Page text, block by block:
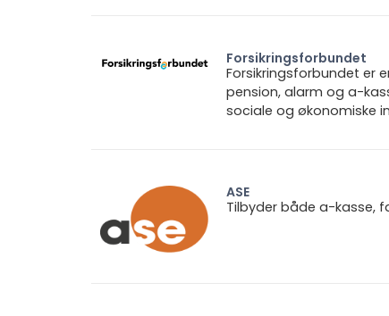
Forsikringsforbundet
Forsikringsforbundet er
pension, alarm og a-
sociale og økonomiske
ASE
Tilbyder både a-kasse,